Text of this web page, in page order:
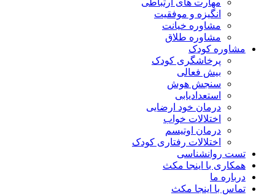
مهارت های ارتباطی
انگیزه و موفقیت
مشاوره خیانت
مشاوره طلاق
مشاوره کودک
پرخاشگری کودک
بیش فعالی
سنجش هوش
استعدادیابی
درمان خود ارضایی
اختلالات خواب
درمان اوتیسم
اختلالات رفتاری کودک
تست روانشناسی
همکاری با اینجا مکث
درباره ما
تماس با اینجا مکث